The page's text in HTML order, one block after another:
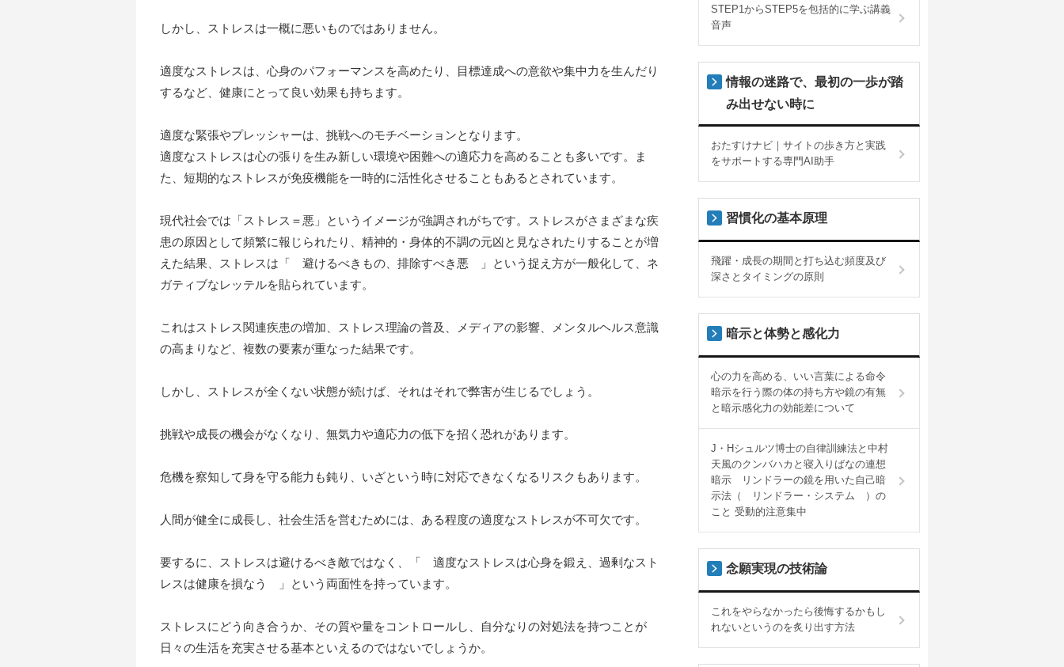
しかし、ストレスは一概に悪いものではありません。
適度なストレスは、心身のパフォーマンスを高めたり、目標達成への意欲や集中力を生んだり
するなど、健康にとって良い効果も持ちます。
適度な緊張やプレッシャーは、挑戦へのモチベーションとなります。
適度なストレスは心の張りを生み新しい環境や困難への適応力を高めることも多いです。ま
た、短期的なストレスが免疫機能を一時的に活性化させることもあるとされています。
現代社会では「ストレス＝悪」というイメージが強調されがちです。ストレスがさまざまな疾
患の原因として頻繁に報じられたり、精神的・身体的不調の元凶と見なされたりすることが増
えた結果、ストレスは「 避けるべきもの、排除すべき悪 」という捉え方が一般化して、ネ
ガティブなレッテルを貼られています。
これはストレス関連疾患の増加、ストレス理論の普及、メディアの影響、メンタルヘルス意識
の高まりなど、複数の要素が重なった結果です。
しかし、ストレスが全くない状態が続けば、それはそれで弊害が生じるでしょう。
挑戦や成長の機会がなくなり、無気力や適応力の低下を招く恐れがあります。
危機を察知して身を守る能力も鈍り、いざという時に対応できなくなるリスクもあります。
人間が健全に成長し、社会生活を営むためには、ある程度の適度なストレスが不可欠です。
要するに、ストレスは避けるべき敵ではなく、「 適度なストレスは心身を鍛え、過剰なスト
レスは健康を損なう 」という両面性を持っています。
ストレスにどう向き合うか、その質や量をコントロールし、自分なりの対処法を持つことが
日々の生活を充実させる基本といえるのではないでしょうか。
STEP1からSTEP5を包括的に学ぶ講義
音声
情報の迷路で、最初の一歩が踏
み出せない時に
おたすけナビ｜サイトの歩き方と実践
をサポートする専門AI助手
習慣化の基本原理
飛躍・成長の期間と打ち込む頻度及び
深さとタイミングの原則
暗示と体勢と感化力
心の力を高める、いい言葉による命令
暗示を行う際の体の持ち方や鏡の有無
と暗示感化力の効能差について
J・Hシュルツ博士の自律訓練法と中村
天風のクンバハカと寝入りばなの連想
暗示 リンドラーの鏡を用いた自己暗
示法（ リンドラー・システム ）の
こと 受動的注意集中
念願実現の技術論
これをやらなかったら後悔するかもし
れないというのを炙り出す方法